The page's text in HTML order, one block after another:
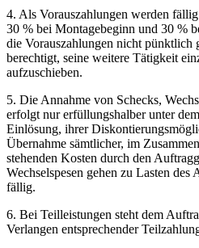
4. Als Vorauszahlungen werden
30 % bei Montagebeginn und 30 %
die Vorauszahlungen nicht pünktlich
berechtigt, seine weitere Tätigkeit
aufzuschieben.
5. Die Annahme von Schecks,
erfolgt nur erfüllungshalber unter
Einlösung, ihrer
Übernahme sämtlicher, im
stehenden Kosten durch den
Wechselspesen gehen zu Lasten
fällig.
6. Bei Teilleistungen steht dem
Verlangen entsprechender